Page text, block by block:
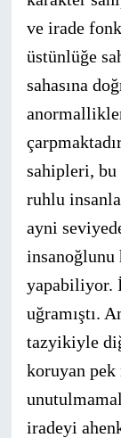
ve irade
üstünlüğe
sahasına
sahipleri, bu
ruhlu
ayni
yapabiliyor.
uğramıştı.
tazyikiyle
koruyan
iradeyi